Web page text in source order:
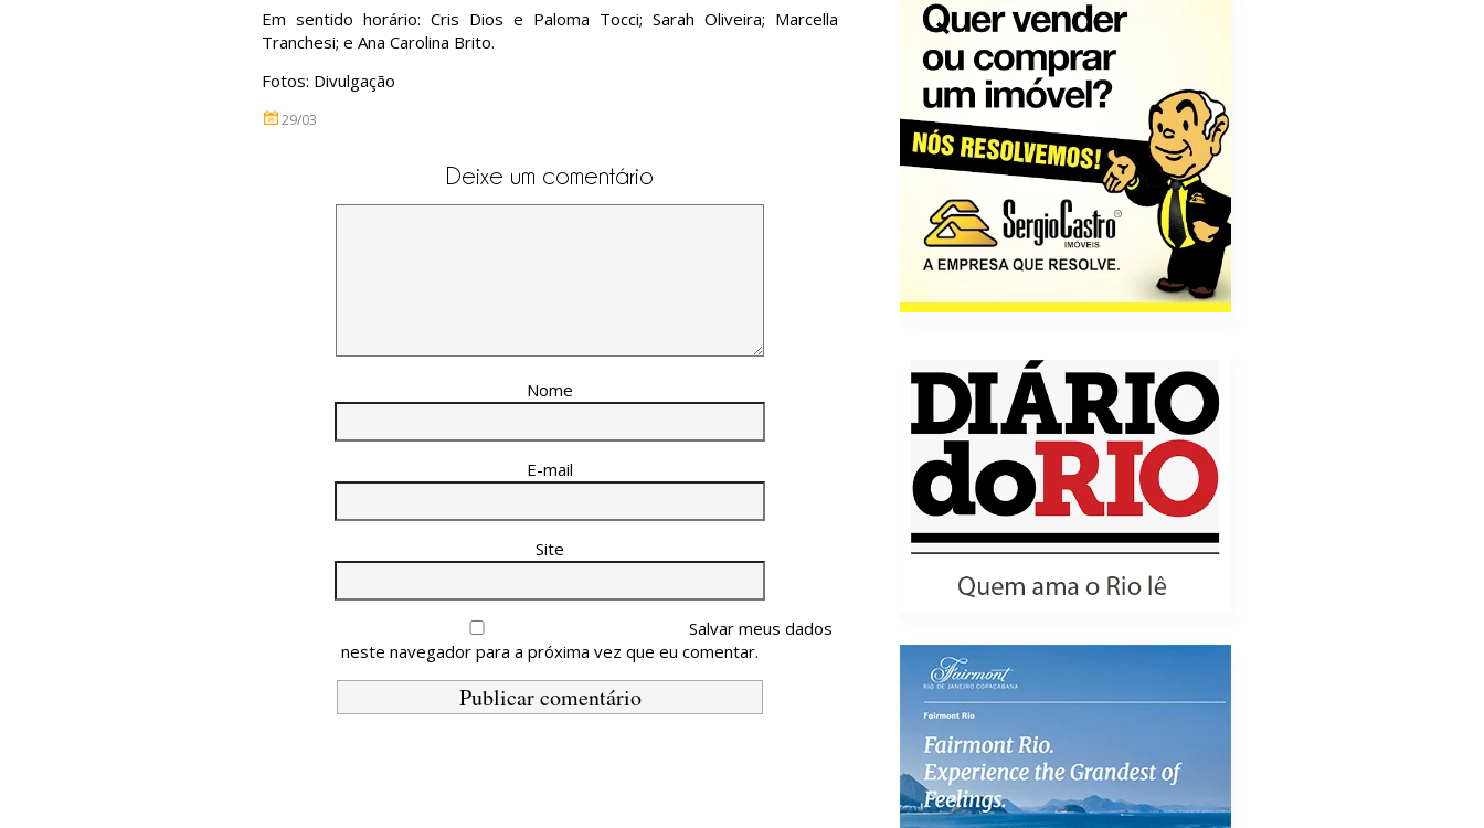
Em sentido horário: Cris Dios e Paloma Tocci; Sarah Oliveira; Marcella
Tranchesi; e Ana Carolina Brito.
Fotos: Divulgação
29/03
Deixe um comentário
Nome
E-mail
Site
Salvar meus dados
neste navegador para a próxima vez que eu comentar.